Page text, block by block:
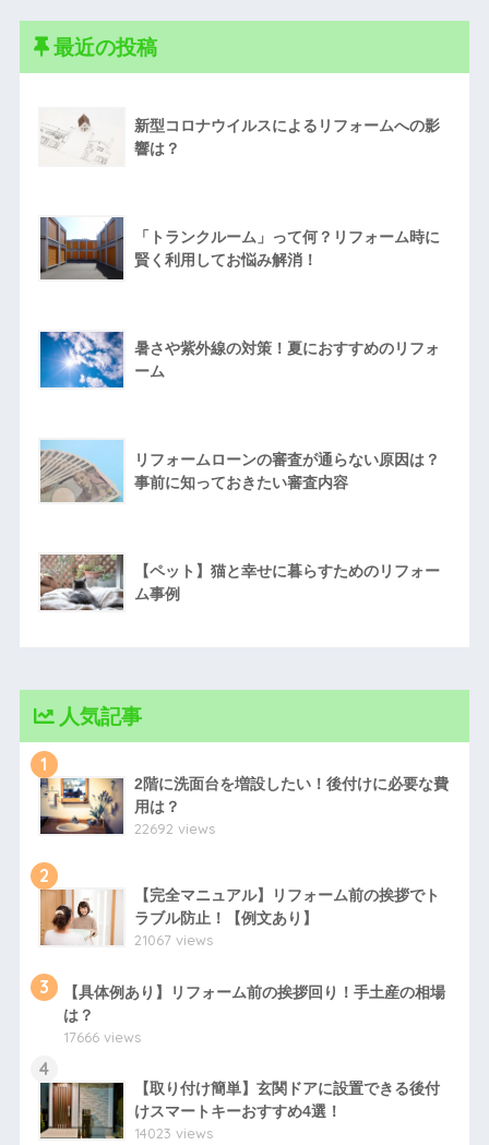
最近の投稿
新型コロナウイルスによるリフォームへの影
響は？
「トランクルーム」って何？リフォーム時に
賢く利用してお悩み解消！
暑さや紫外線の対策！夏におすすめのリフォ
ーム
リフォームローンの審査が通らない原因は？
事前に知っておきたい審査内容
【ペット】猫と幸せに暮らすためのリフォー
ム事例
人気記事
1
2階に洗面台を増設したい！後付けに必要な費
用は？
22692 views
2
【完全マニュアル】リフォーム前の挨拶でト
ラブル防止！【例文あり】
21067 views
3
【具体例あり】リフォーム前の挨拶回り！手土産の相場
は？
17666 views
4
【取り付け簡単】玄関ドアに設置できる後付
けスマートキーおすすめ4選！
14023 views